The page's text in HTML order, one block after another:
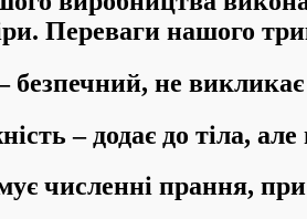
Переваги нашого
безпечний, не
– додає до тіла,
численні прання,